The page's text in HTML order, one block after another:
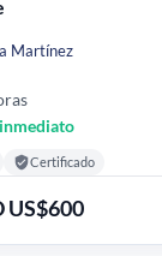
Martínez
Certificado
US$600